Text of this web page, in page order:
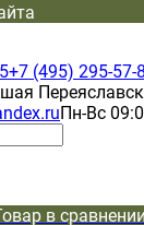
+7 (495) 295-57-
Пн-Вс
в сравнении